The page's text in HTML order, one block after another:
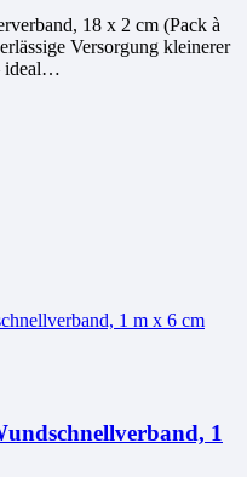
18 x 2 cm (Pack à
Versorgung kleinerer
ideal…
1